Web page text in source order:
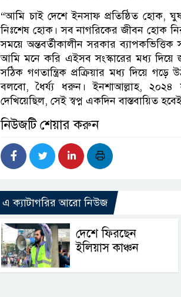
“আমি চাই দেশে ইনসাফ প্রতিষ্ঠিত হোক,
নিঃশেষ হোক। সব নাগরিকের জীবন হোক
সময়ে অন্তবর্তীকালীন সরকার ব্যাপকভিত্তিক
আমি মনে করি এইসব সংস্কারের মধ্য
সঠিক গণতান্ত্রিক প্রক্রিয়ার মধ্য দিয়ে
বলবো, ধৈর্য্য ধরুন। ইনশাআল্লাহ, ২০২৪
দেখিয়েছিল, সেই স্বপ্ন একদিন বাস্তবায়িত
নিউজটি শেয়ার করুন
এ ক্যাটাগরির আরো নিউজ
দেশে ফিরছেন
ইলিয়াস কাঞ্চন